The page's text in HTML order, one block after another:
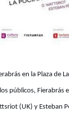
en la Plaza de
públicos, Fierabrás
t (UK) y Esteban